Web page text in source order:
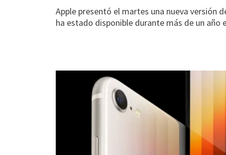
Apple presentó el martes una nueva versión
ha estado disponible durante más de un